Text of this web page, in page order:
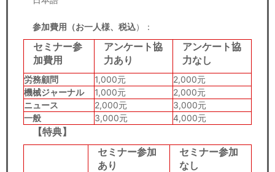
参加費用（お一人様、税込）：
セミナー参
加費用
アンケート協
力あり
アンケート協
力なし
労務顧問 1,000元
2,000元
機械ジャーナル
1,000元
2,000元
ニュース
2,000元
3,000元
一般
3,000元 4,000元
【特典】
セミナー参加
あり
セミナー参加
なし